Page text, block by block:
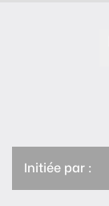
Initiée par :